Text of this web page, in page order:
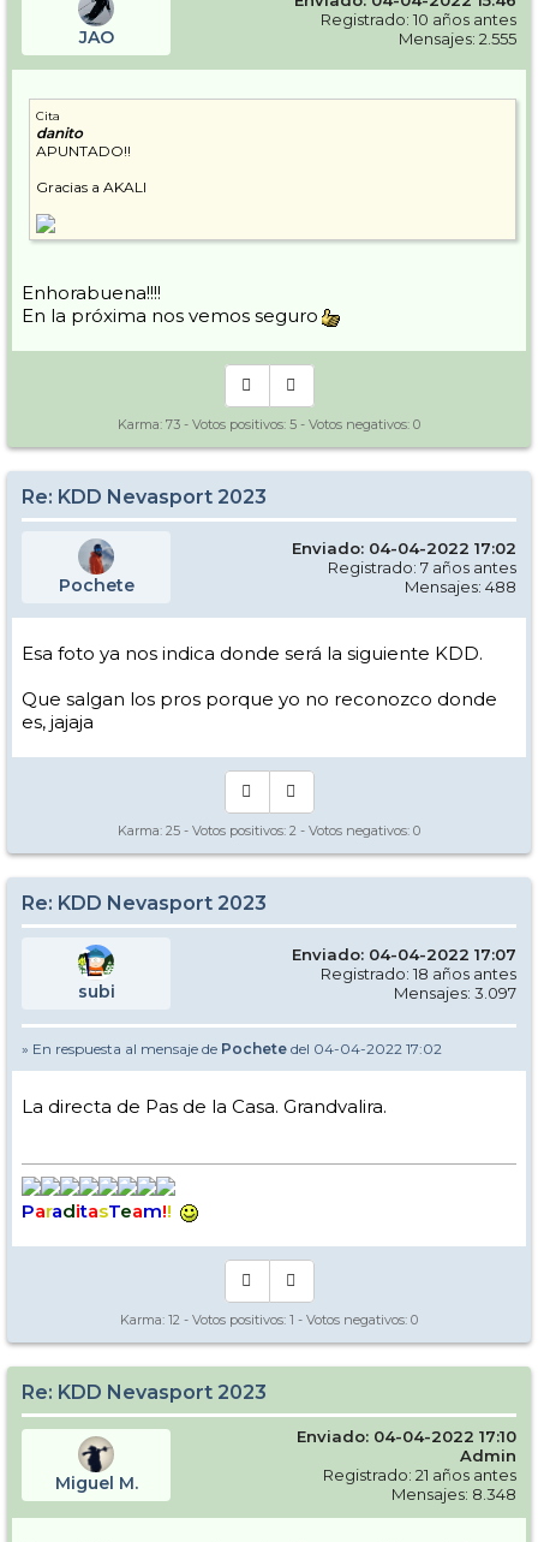
JAO
Registrado: 10 años antes
Mensajes: 2.555
Cita
danito
APUNTADO!!
Gracias a AKALI
Enhorabuena!!!!
En la próxima nos vemos seguro
Karma: 73 - Votos positivos: 5 - Votos negativos: 0
Re: KDD Nevasport 2023
Pochete
Enviado: 04-04-2022 17:02
Registrado: 7 años antes
Mensajes: 488
Esa foto ya nos indica donde será la siguiente KDD.
Que salgan los pros porque yo no reconozco donde
es, jajaja
Karma: 25 - Votos positivos: 2 - Votos negativos: 0
Re: KDD Nevasport 2023
subi
Enviado: 04-04-2022 17:07
Registrado: 18 años antes
Mensajes: 3.097
» En respuesta al mensaje de Pochete del 04-04-2022 17:02
La directa de Pas de la Casa. Grandvalira.
ParaditasTeam!!
Karma: 12 - Votos positivos: 1 - Votos negativos: 0
Re: KDD Nevasport 2023
Miguel M.
Enviado: 04-04-2022 17:10
Admin
Registrado: 21 años antes
Mensajes: 8.348